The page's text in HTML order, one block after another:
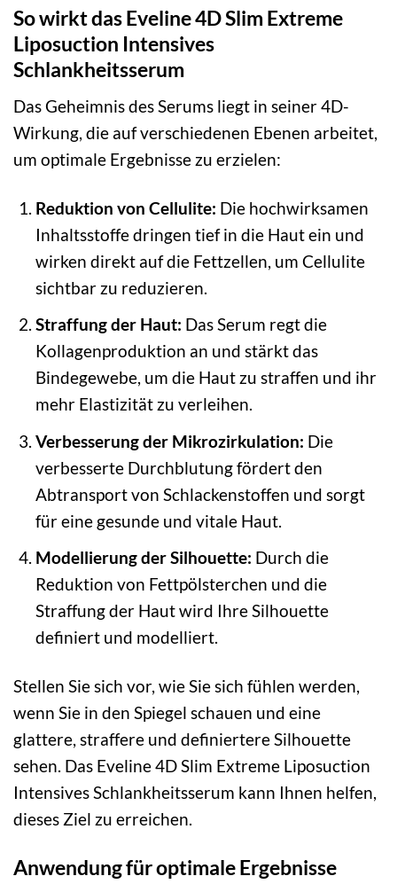
So wirkt das Eveline 4D Slim Extreme
Liposuction Intensives
Schlankheitsserum
Das Geheimnis des Serums liegt in seiner 4D-
Wirkung, die auf verschiedenen Ebenen arbeitet,
um optimale Ergebnisse zu erzielen:
Reduktion von Cellulite: Die hochwirksamen
Inhaltsstoffe dringen tief in die Haut ein und
wirken direkt auf die Fettzellen, um Cellulite
sichtbar zu reduzieren.
Straffung der Haut: Das Serum regt die
Kollagenproduktion an und stärkt das
Bindegewebe, um die Haut zu straffen und ihr
mehr Elastizität zu verleihen.
Verbesserung der Mikrozirkulation: Die
verbesserte Durchblutung fördert den
Abtransport von Schlackenstoffen und sorgt
für eine gesunde und vitale Haut.
Modellierung der Silhouette: Durch die
Reduktion von Fettpölsterchen und die
Straffung der Haut wird Ihre Silhouette
definiert und modelliert.
Stellen Sie sich vor, wie Sie sich fühlen werden,
wenn Sie in den Spiegel schauen und eine
glattere, straffere und definiertere Silhouette
sehen. Das Eveline 4D Slim Extreme Liposuction
Intensives Schlankheitsserum kann Ihnen helfen,
dieses Ziel zu erreichen.
Anwendung für optimale Ergebnisse